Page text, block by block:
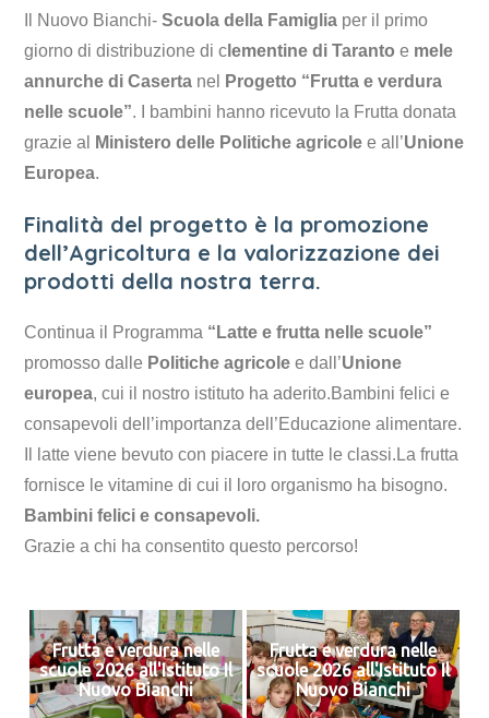
Il Nuovo Bianchi- Scuola della Famiglia per il primo
giorno di distribuzione di c lementine di Taranto e mele
annurche di Caserta nel
Progetto “Frutta e verdura
nelle scuole”. I bambini hanno ricevuto la Frutta donata
grazie al
Ministero delle Politiche agricole e all’Unione
Europea.
Finalità del progetto è la promozione
dell’Agricoltura e la valorizzazione dei
prodotti della nostra terra.
Continua il Programma “Latte e frutta nelle scuole”
promosso dalle Politiche agricole e dall’Unione
europea, cui il nostro istituto ha aderito.Bambini felici e
consapevoli dell’importanza dell’Educazione alimentare.
Il latte viene bevuto con piacere in tutte le classi. La frutta
fornisce le vitamine di cui il loro organismo ha bisogno.
Bambini felici e consapevoli.
Grazie a chi ha consentito questo percorso!
Frutta e verdura nelle
scuole 2026 all'Istituto Il
Nuovo Bianchi
Frutta e verdura nelle
scuole 2026 all'Istituto Il
Nuovo Bianchi